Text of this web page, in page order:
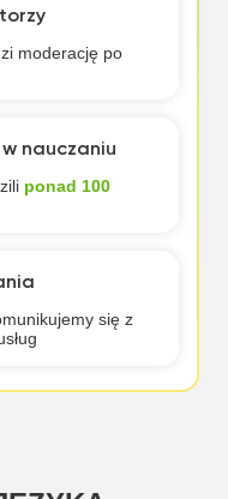
moderację po
nauczaniu
ponad 100
się z